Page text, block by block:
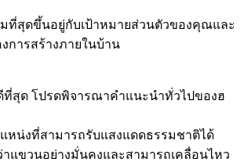
มที่สุดขึ้นอยู่กับเป้าหมายส่วนตัวของคุณและ
การสร้างภายในบ้าน
ที่สุด โปรดพิจารณาคำแนะนำทั่วไปของฮ
หน่งที่สามารถรับแสงแดดธรรมชาติได้
แขวนอย่างมั่นคงและสามารถเคลื่อนไหว